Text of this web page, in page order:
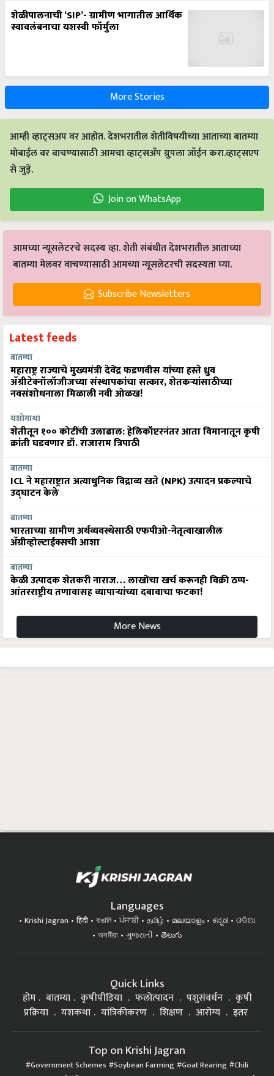
शेळीपालनाची ‘SIP’- ग्रामीण भागातील आर्थिक
स्वावलंबनाचा यशस्वी फॉर्मुला
More Stories
आम्ही व्हाट्सअप वर आहोत. देशभरातील शेतीविषयीच्या आताच्या बातम्या
मोबाईल वर वाचण्यासाठी आमचा व्हाट्सअँप ग्रुपला जॉईन करा.व्हाट्सएप
से जुड़ें.
Join on WhatsApp
आमच्या न्यूसलेटरचे सदस्य व्हा. शेती संबंधीत देशभरातील आताच्या
बातम्या मेलवर वाचण्यासाठी आमच्या न्यूसलेटरची सदस्यता घ्या.
Subscribe Newsletters
Latest feeds
बातम्या
महाराष्ट्र राज्याचे मुख्यमंत्री देवेंद्र फडणवीस यांच्या हस्ते ध्रुव
ॲग्रीटेक्नॉलॉजीजच्या संस्थापकांचा सत्कार, शेतकऱ्यांसाठीच्या
नवसंशोधनाला मिळाली नवी ओळख!
यशोगाथा
शेतीतून १०० कोटींची उलाढाल: हेलिकॉप्टरनंतर आता विमानातून कृषी
क्रांती घडवणार डॉ. राजाराम त्रिपाठी
बातम्या
ICL ने महाराष्ट्रात अत्याधुनिक विद्राव्य खते (NPK) उत्पादन प्रकल्पाचे
उद्घाटन केले
बातम्या
भारताच्या ग्रामीण अर्थव्यवस्थेसाठी एफपीओ-नेतृत्वाखालील
अ‍ॅग्रीव्होल्टाईक्सची आशा
बातम्या
केळी उत्पादक शेतकरी नाराज… लाखोंचा खर्च करूनही विक्री ठप्प-
आंतरराष्ट्रीय तणावासह व्यापाऱ्यांच्या दबावाचा फटका!
More News
Languages
Krishi Jagran हिंदी বাঙালি ਪੰਜਾਬੀ தமிழ் മലയാളം ಕನ್ನಡ
ଓଡିଆ
অসমীয়া
ગુજરાતી తెలుగు
Quick Links
होम बातम्या कृषीपीडिया फलोत्पादन पशुसंवर्धन
कृषी
प्रक्रिया
यशकथा यांत्रिकीकरण शिक्षण आरोग्य इतर
Top on Krishi Jagran
Government Schemes Soybean Farming Goat Rearing Chili